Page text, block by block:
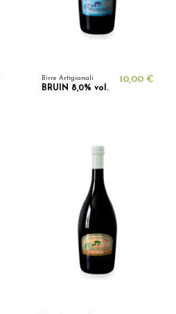
Birre Artigianali
BRUIN 8,0% vol.
10,00 €